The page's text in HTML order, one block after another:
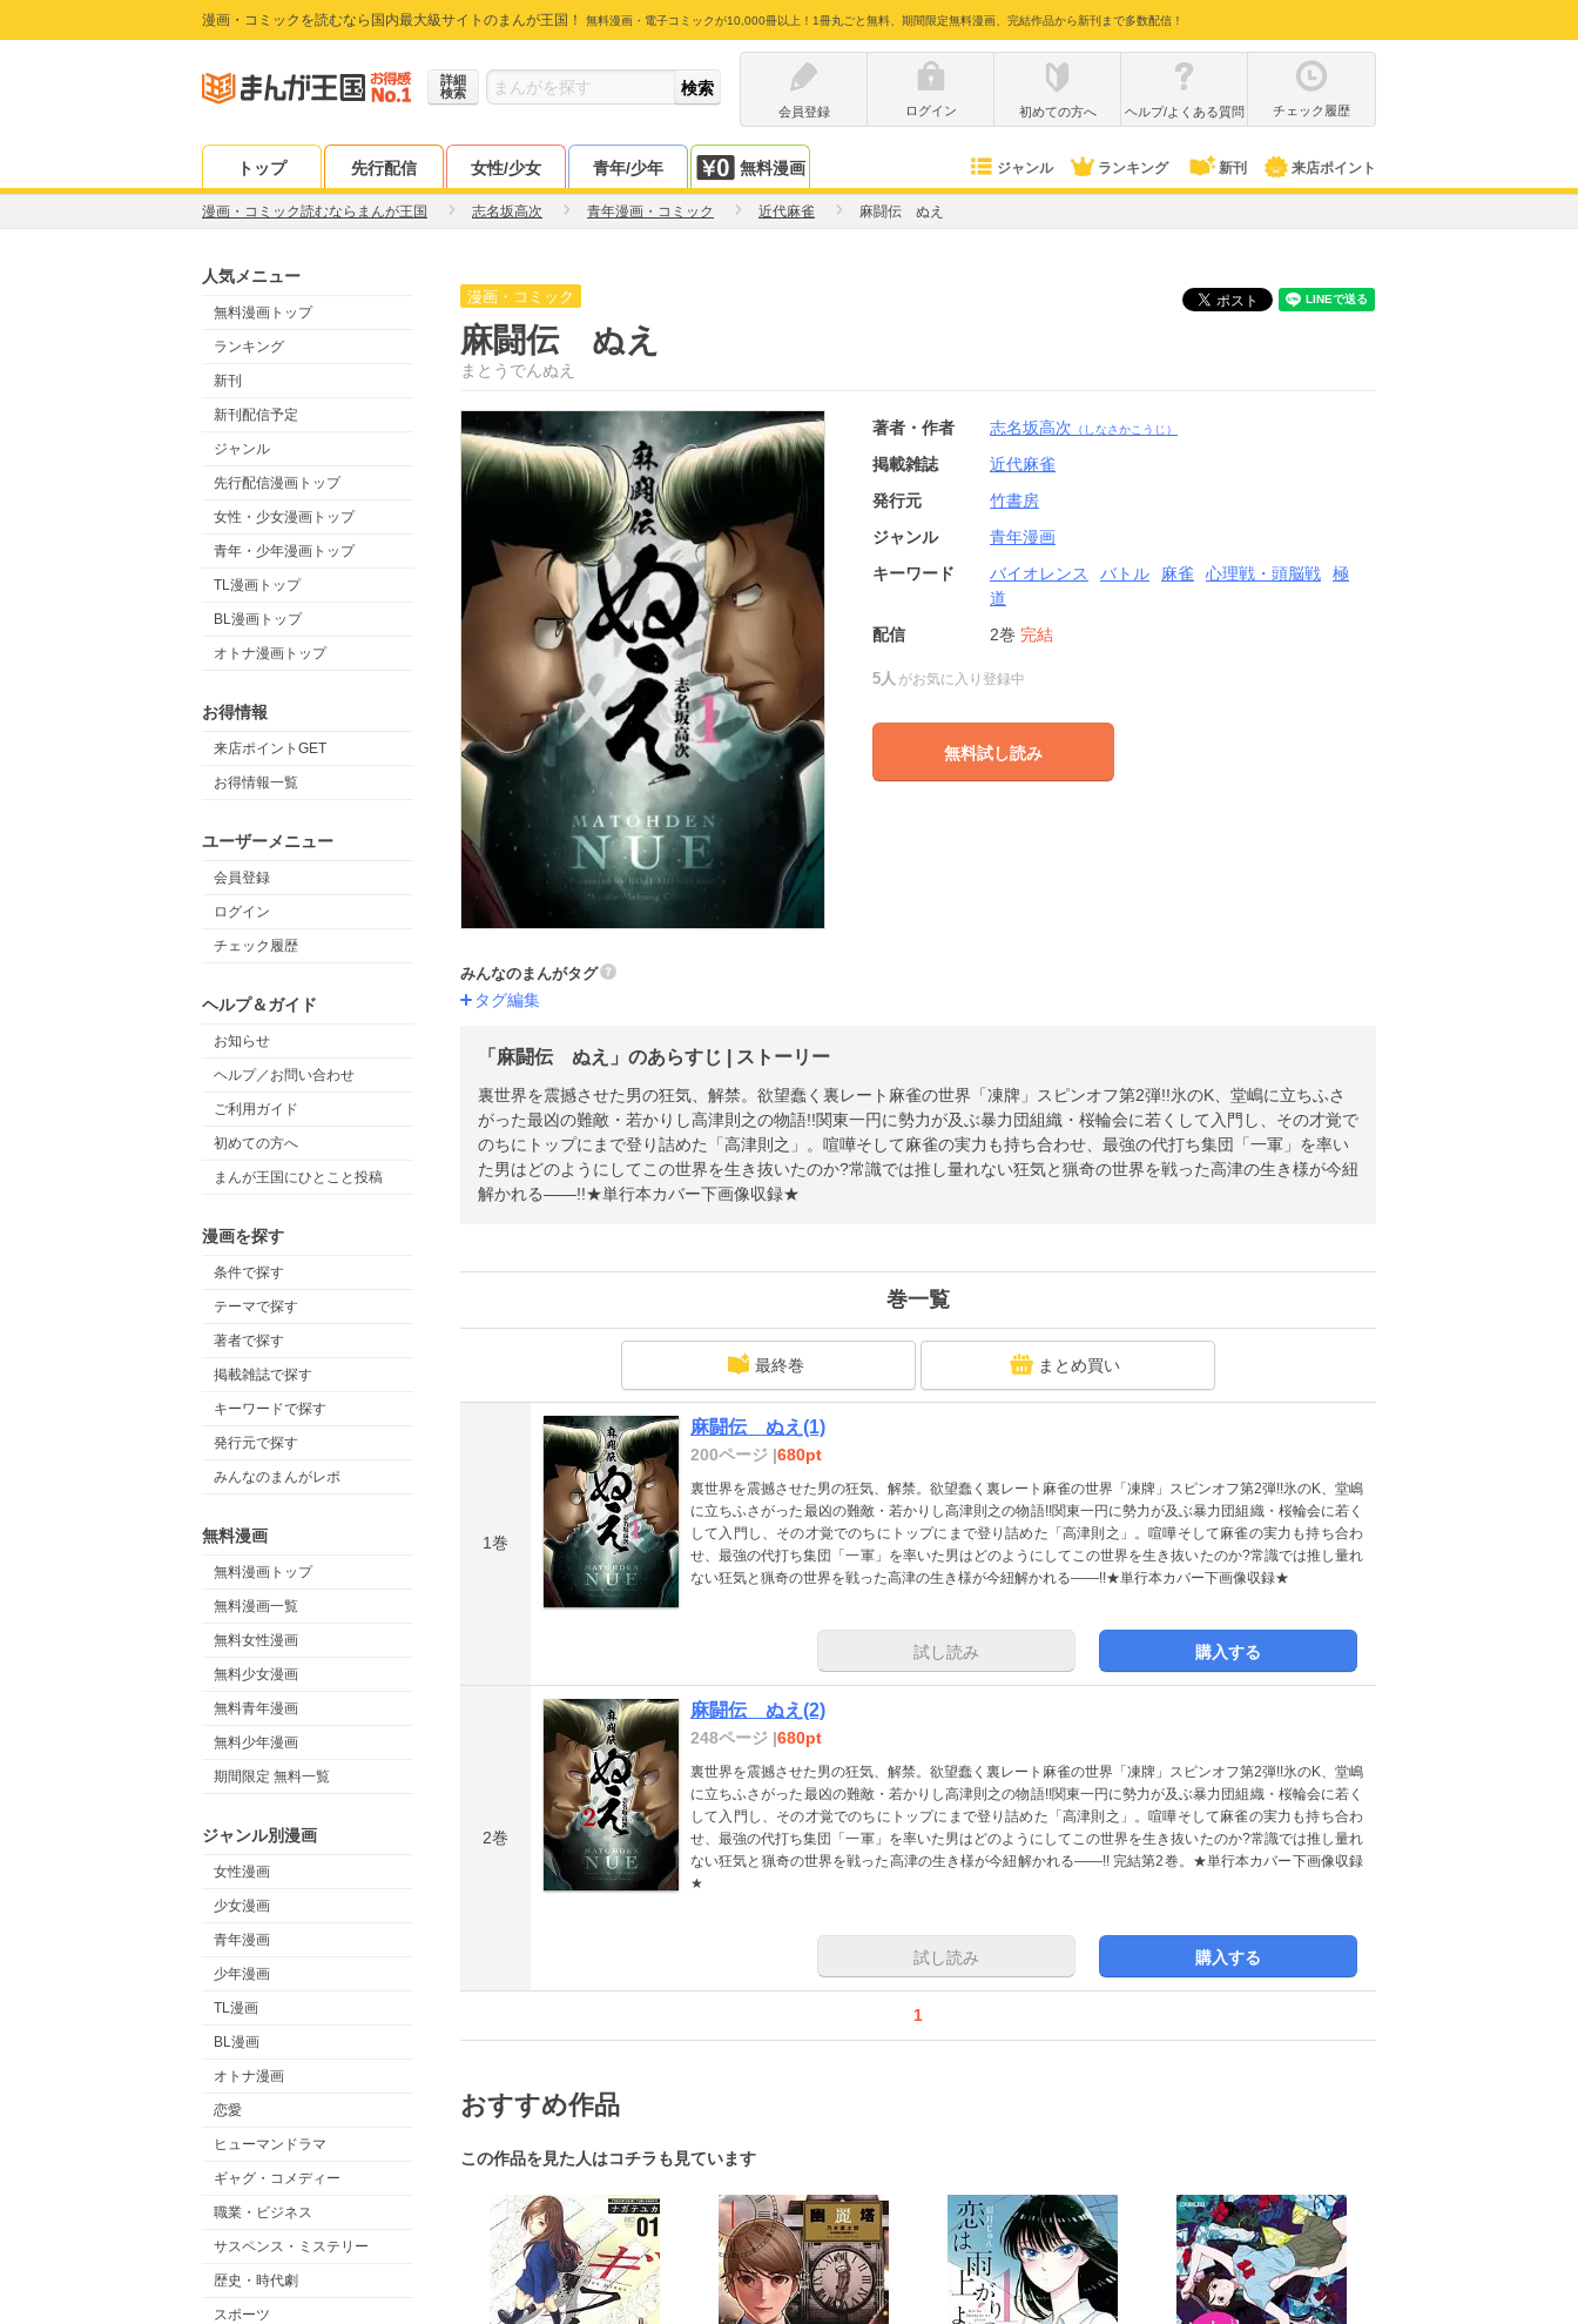
漫画・コミックを読むなら国内最大級サイトのまんが王国！ 無料漫画・電子コミックが10,000冊以上！1冊丸ごと無料、期間限定無料漫画、完結作品から新刊まで多数配信！
詳細
検索
会員登録
ログイン 初めての方へ ヘルプ/よくある質問 チェック履歴
トップ 先行配信 女性/少女 青年/少年 無料漫画 ジャンル ランキング 新刊 来店ポイント
漫画・コミック読むならまんが王国 志名坂高次 青年漫画・コミック 近代麻雀 麻闘伝 ぬえ
人気メニュー
無料漫画トップ
ランキング
新刊
新刊配信予定
ジャンル
先行配信漫画トップ
女性・少女漫画トップ
青年・少年漫画トップ
TL漫画トップ
BL漫画トップ
オトナ漫画トップ
お得情報
来店ポイントGET
お得情報一覧
ユーザーメニュー
会員登録
ログイン
チェック履歴
ヘルプ＆ガイド
お知らせ
ヘルプ／お問い合わせ
ご利用ガイド
初めての方へ
まんが王国にひとこと投稿
漫画を探す
条件で探す
テーマで探す
著者で探す
掲載雑誌で探す
キーワードで探す
発行元で探す
みんなのまんがレポ
無料漫画
無料漫画トップ
無料漫画一覧
無料女性漫画
無料少女漫画
無料青年漫画
無料少年漫画
期間限定 無料一覧
ジャンル別漫画
女性漫画
少女漫画
青年漫画
少年漫画
TL漫画
BL漫画
オトナ漫画
恋愛
ヒューマンドラマ
ギャグ・コメディー
職業・ビジネス
サスペンス・ミステリー
歴史・時代劇
スポーツ
漫画・コミック
麻闘伝 ぬえ
まとうでんぬえ
著者・作者 志名坂高次 （しなさかこうじ）
掲載雑誌
近代麻雀
発行元
竹書房
ジャンル
青年漫画
キーワード
バイオレンス バトル 麻雀 心理戦・頭脳戦
極
道
配信
2巻 完結
5人 がお気に入り登録中
無料試し読み
みんなのまんがタグ
タグ編集
「麻闘伝 ぬえ」のあらすじ | ストーリー
裏世界を震撼させた男の狂気、解禁。欲望蠢く裏レート麻雀の世界「凍牌」スピンオフ第2弾!!氷のK、堂嶋に立ちふさ
がった最凶の難敵・若かりし高津則之の物語!!関東一円に勢力が及ぶ暴力団組織・桜輪会に若くして入門し、その才覚で
のちにトップにまで登り詰めた「高津則之」。喧嘩そして麻雀の実力も持ち合わせ、最強の代打ち集団「一軍」を率い
た男はどのようにしてこの世界を生き抜いたのか?常識では推し量れない狂気と猟奇の世界を戦った高津の生き様が今紐
解かれる――!!★単行本カバー下画像収録★
巻一覧
最終巻 まとめ買い
1巻
麻闘伝 ぬえ(1)
200ページ |680pt
裏世界を震撼させた男の狂気、解禁。欲望蠢く裏レート麻雀の世界「凍牌」スピンオフ第2弾!!氷のK、堂嶋
に立ちふさがった最凶の難敵・若かりし高津則之の物語!!関東一円に勢力が及ぶ暴力団組織・桜輪会に若く
して入門し、その才覚でのちにトップにまで登り詰めた「高津則之」。喧嘩そして麻雀の実力も持ち合わ
せ、最強の代打ち集団「一軍」を率いた男はどのようにしてこの世界を生き抜いたのか?常識では推し量れ
ない狂気と猟奇の世界を戦った高津の生き様が今紐解かれる――!!★単行本カバー下画像収録★
試し読み 購入する
2巻
麻闘伝 ぬえ(2)
248ページ |680pt
裏世界を震撼させた男の狂気、解禁。欲望蠢く裏レート麻雀の世界「凍牌」スピンオフ第2弾!!氷のK、堂嶋
に立ちふさがった最凶の難敵・若かりし高津則之の物語!!関東一円に勢力が及ぶ暴力団組織・桜輪会に若く
して入門し、その才覚でのちにトップにまで登り詰めた「高津則之」。喧嘩そして麻雀の実力も持ち合わ
せ、最強の代打ち集団「一軍」を率いた男はどのようにしてこの世界を生き抜いたのか?常識では推し量れ
ない狂気と猟奇の世界を戦った高津の生き様が今紐解かれる――!! 完結第2巻。★単行本カバー下画像収録
★
試し読み 購入する
1
おすすめ作品
この作品を見た人はコチラも見ています